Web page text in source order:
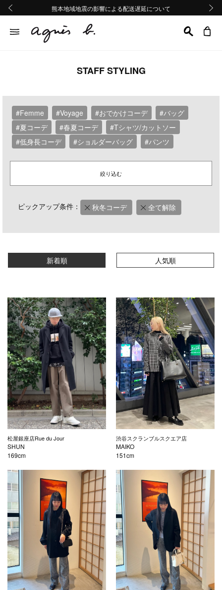
熊本地域地震の影響による配送遅延について
Summer Sale 2buy10%OFF!!
熊本地域地震の影響による配送遅延について
Summer Sale 2buy10%OFF!!
STAFF STYLING
#Femme #Voyage #おでかけコーデ
#バッグ
#夏コーデ
#春夏コーデ
#Tシャツ/カットソー
#低身長コーデ
#ショルダーバッグ #パンツ
絞り込む
ピックアップ条件： 秋冬コーデ 全て解除
新着順 人気順
松屋銀座店Rue du Jour
SHUN
169cm
渋谷スクランブルスクエア店
MAIKO
151cm